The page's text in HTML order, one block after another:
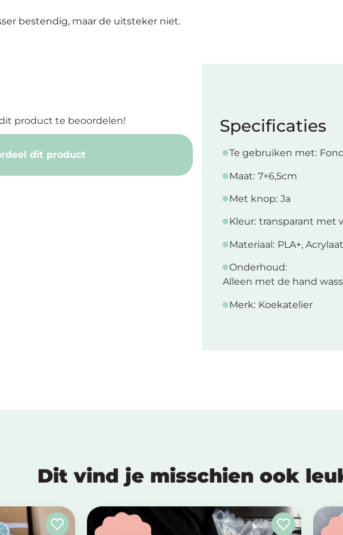
bestendig, maar de uitsteker niet.
product te beoordelen!
dit product
Specificaties
Te gebruiken met:
Maat: 7×6,5cm
Met knop: Ja
Kleur: transparant met
Materiaal: PLA+, Acrylaat
Onderhoud:
Alleen met de hand
Merk: Koekatelier
Dit vind je misschien ook